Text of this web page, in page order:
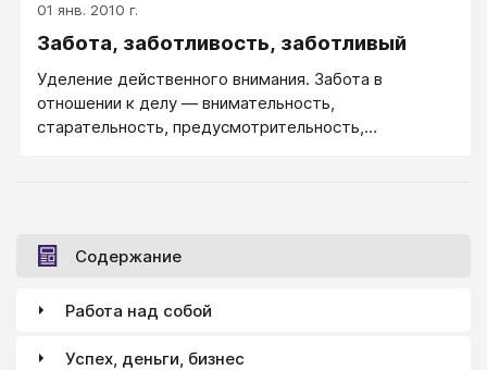
привычный личностный инструментарий.
01 янв. 2010 г.
Забота, заботливость, заботливый
Уделение действенного внимания. Забота в
отношении к делу — внимательность,
старательность, предусмотрительность,
Содержание
Работа над собой
Успех, деньги, бизнес